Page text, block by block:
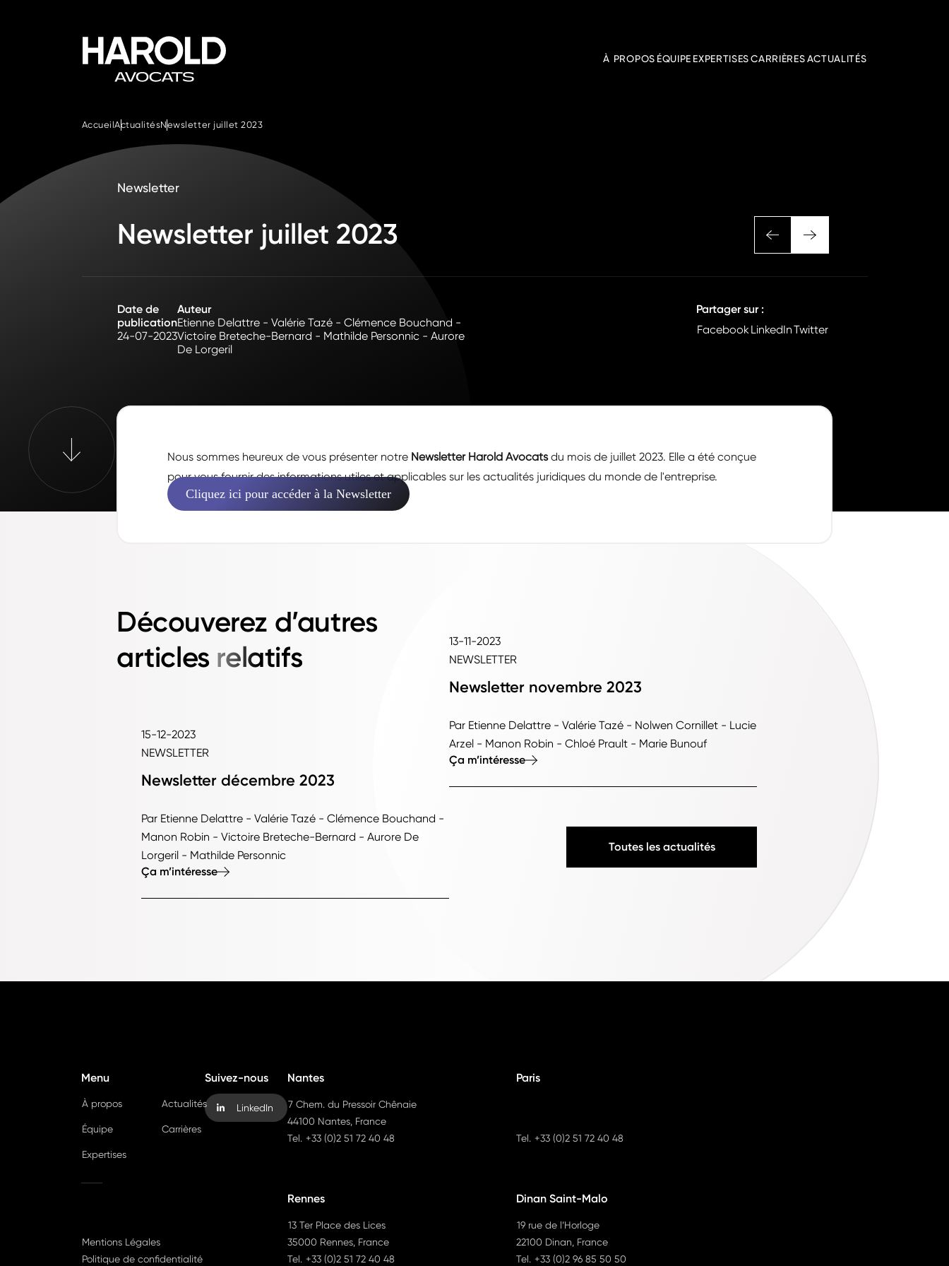
À PROPOS ÉQUIPE EXPERTISESCARRIÈRESACTUALITÉS
AccueilActualitésNewsletter juillet 2023
Newsletter
Newsletter juillet 2023
Date de
publication
24-07-2023
Auteur
Etienne Delattre - Valérie Tazé - Clémence Bouchand -
Victoire Breteche-Bernard - Mathilde Personnic - Aurore
De Lorgeril
Partager sur :
FacebookLinkedInTwitter
Nous sommes heureux de vous présenter notre Newsletter Harold Avocatsdu mois de juillet 2023. Elle a été conçue
pour vous fournir des informations utiles et applicables sur les actualités juridiques du monde de l'entreprise.
Cliquez ici pour accéder à la Newsletter
Découverez d’autres
articles relatifs
15-12-2023
NEWSLETTER
Newsletter décembre 2023
Par Etienne Delattre - Valérie Tazé - Clémence Bouchand -
Manon Robin - Victoire Breteche-Bernard - Aurore De
Lorgeril - Mathilde Personnic
Ça m’intéresse
13-11-2023
NEWSLETTER
Newsletter novembre 2023
Par Etienne Delattre - Valérie Tazé - Nolwen Cornillet - Lucie
Arzel - Manon Robin - Chloé Prault - Marie Bunouf
Ça m’intéresse
Toutes les actualités
Menu
À propos Actualités
Équipe Carrières
Expertises
Suivez-nous
LinkedIn
Mentions Légales
Politique de confidentialité
Nantes
7 Chem. du Pressoir Chênaie
44100 Nantes, France
Tel. +33 (0)2 51 72 40 48
Paris
Tel. +33 (0)2 51 72 40 48
Rennes
13 Ter Place des Lices
35000 Rennes, France
Tel. +33 (0)2 51 72 40 48
Dinan Saint-Malo
19 rue de l’Horloge
22100 Dinan, France
Tel. +33 (0)2 96 85 50 50